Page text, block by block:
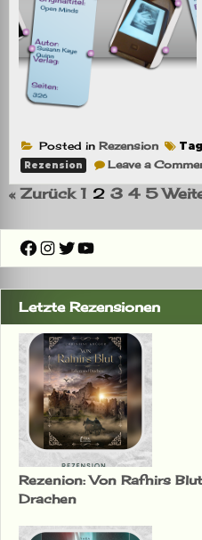
Posted in Rezension
Rezension Leave a
« Zurück 1 2 3 4 5
Facebook
Instagram
Twitter
YouTube
Letzte Rezensionen
Rezenion: Von Rafnirs
Drachen